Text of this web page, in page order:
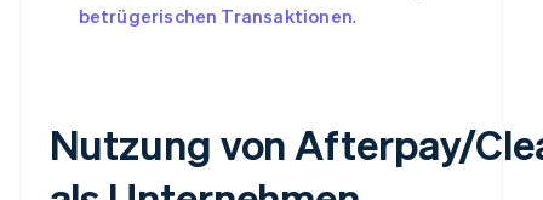
betrügerischen Transaktionen.
Nutzung von Afterpay/